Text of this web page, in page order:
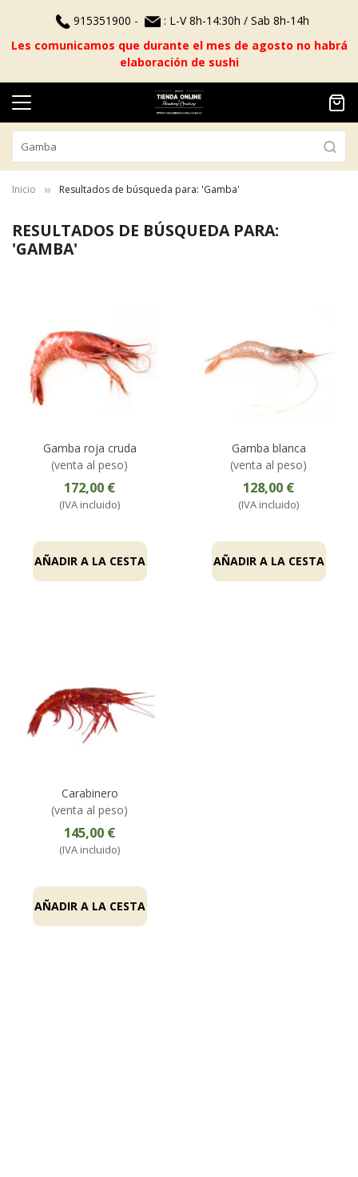
915351900 -
: L-V 8h-14:30h / Sab 8h-14h
Les comunicamos que durante el mes de agosto no habrá
elaboración de sushi
Inicio Resultados de búsqueda para: 'Gamba'
RESULTADOS DE BÚSQUEDA PARA:
'GAMBA'
Gamba roja cruda
(venta al peso)
172,00 €
(IVA incluido)
AÑADIR A LA CESTA
Gamba blanca
(venta al peso)
128,00 €
(IVA incluido)
AÑADIR A LA CESTA
Carabinero
(venta al peso)
145,00 €
(IVA incluido)
AÑADIR A LA CESTA